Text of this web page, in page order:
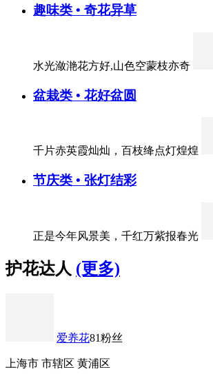
趣味类 • 奇花异草
水光潋滟花方好,山色空蒙枝亦奇
盆栽类 • 花好盆圆
千片赤英霞灿灿，百枝绛点灯煌煌
节庆类 • 张灯结彩
正是今年风景美，千红万紫报春光
护花达人 (更多)
爱养花81粉丝
上海市 市辖区 黄浦区